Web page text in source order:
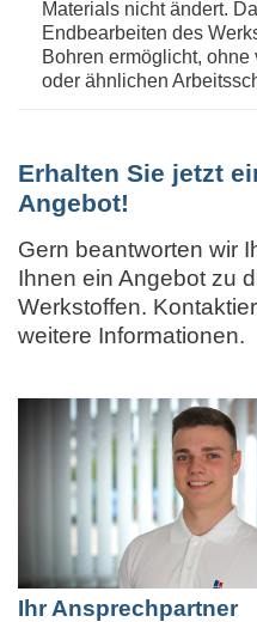
Materials nicht ändert.
Endbearbeiten des
Bohren ermöglicht,
oder ähnlichen
Erhalten Sie jetzt
Angebot!
Gern beantworten wir
Ihnen ein Angebot zu
Werkstoffen.
weitere Informationen.
Ihr Ansprechpartner